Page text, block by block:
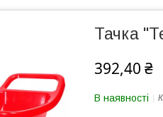
Тачка
392,40 ₴
В наявності